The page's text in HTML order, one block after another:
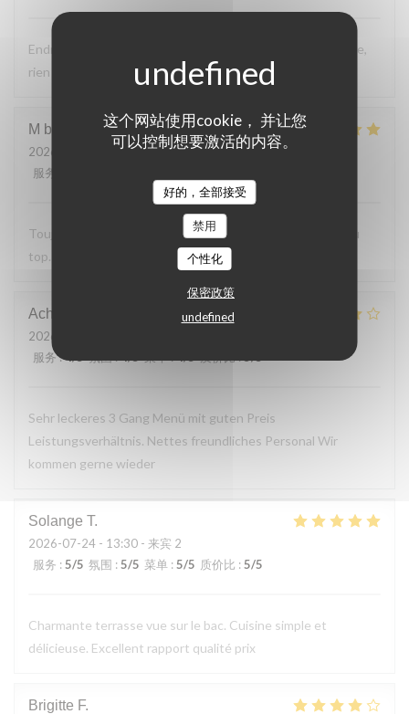
这个网站使用cookie， 并让您
可以控制想要激活的内容。
好的，全部接受
禁用
个性化
保密政策
undefined
Endroit tres accueillant, service efficace, personnel aimable,
rien a reprocher sur les plats.
M bouchon F
2026-07-24
- 19:30 - 来宾 2
服务
Toujours Aussi bon avec les produits locaux, l'accueil et au
top. Lo
Achim
2026-07-24
服务:4
Sehr leckeres 3 Gang Menü mit guten Preis
Leistungsverhältnis. Nettes freundliches Personal Wir
kommen gerne wieder
Solange T
2026-07-24 - 13:30 - 来宾 2
服务 : 5/5 氛围 : 5/5 菜单 : 5/5 质价比 : 5/5
Charmante terrasse vue sur le bac. Cuisine simple et
délicieuse. Excellent rapport qualité prix
Brigitte F